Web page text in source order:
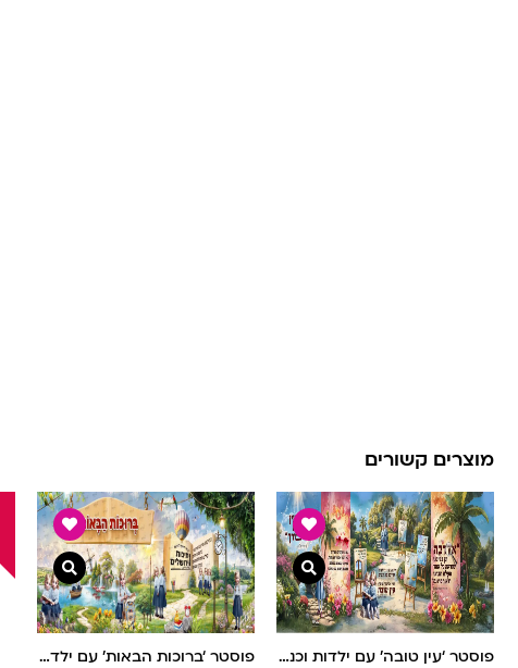
מוצרים קשורים
פוסטר ‘עין טובה’ עם ילדות וכני ציור | סדרה מחודשת
צפייה מהירה
פוסטר ‘ברוכות הבאות’ עם ילדות בתלבושת חסידי
צפייה